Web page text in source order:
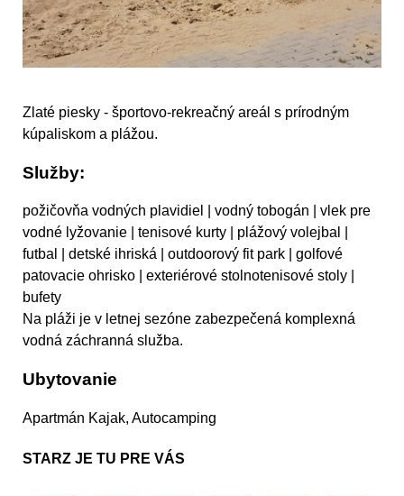
Zlaté piesky - športovo-rekreačný areál s prírodným
kúpaliskom a plážou.
Služby:
požičovňa vodných plavidiel | vodný tobogán | vlek pre
vodné lyžovanie | tenisové kurty | plážový volejbal |
futbal | detské ihriská | outdoorový fit park | golfové
patovacie ohrisko | exteriérové stolnotenisové stoly |
bufety
Na pláži je v letnej sezóne zabezpečená komplexná
vodná záchranná služba.
Ubytovanie
Apartmán Kajak, Autocamping
STARZ JE TU PRE VÁS